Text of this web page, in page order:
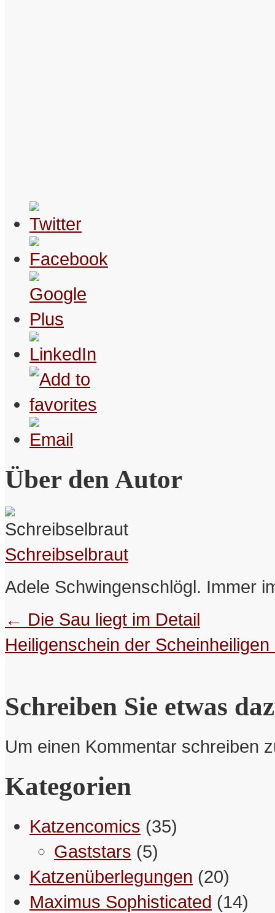
Über den Autor
Schreibselbraut
Adele Schwingenschlögl. Immer
← Die Sau liegt im Detail
Heiligenschein der Scheinheiligen
Schreiben Sie etwas
Um einen Kommentar schreiben
Kategorien
Katzencomics (35)
Gaststars (5)
Katzenüberlegungen (20)
Maximus Sophisticated (14)